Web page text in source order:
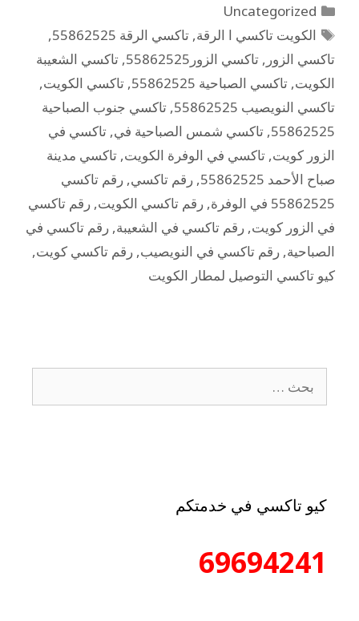
Uncategorized
الكويت تاكسي ا الرقة,تاكسي الرقة 55862525
,
تاكسي الزور , تاكسي الزور55862525 , تاكسي الشعيبة
الكويت, تاكسي الصباحية 55862525 , تاكسي الكويت,
تاكسي النويصيب 55862525
, تاكسي جنوب الصباحية
55862525
, تاكسي شمس الصباحية في, تاكسي في
الزور كويت, تاكسي في الوفرة الكويت, تاكسي مدينة
صباح الأحمد 55862525
, رقم تاكسي, رقم تاكسي
55862525 في الوفرة
, رقم تاكسي الكويت, رقم تاكسي
في الزور كويت, رقم تاكسي في الشعيبة, رقم تاكسي في
الصباحية, رقم تاكسي في النويصيب, رقم تاكسي كويت,
كيو تاكسي التوصيل لمطار الكويت
كيو تاكسي في خدمتكم
69694241